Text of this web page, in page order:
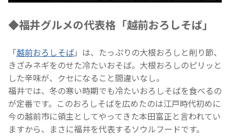
◆福井グルメの代表格「越前おろしそば」
「越前おろしそば」は、たっぷりの大根おろしと削り節、
きざみネギをのせた冷たいおそば。大根おろしのピリッと
した辛味が、クセになること間違いなし。
福井では、冬の寒い時期でも冷たいおろしそばを食べるの
が定番です。このおろしそばを広めたのは江戸時代初めに
今の越前市に領主としてやってきた本田富正と言われてい
ますから、まさに福井を代表するソウルフードです。